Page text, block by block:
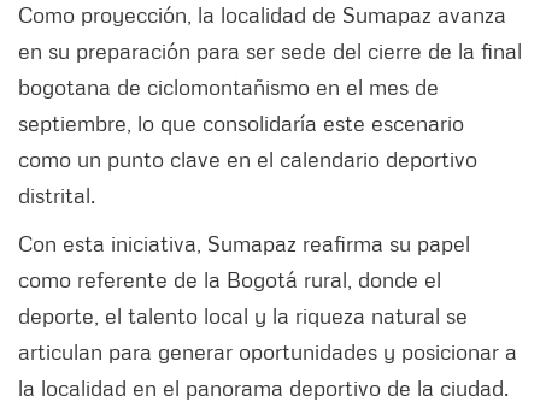
Como proyección, la localidad de Sumapaz avanza
en su preparación para ser sede del cierre de la final
bogotana de ciclomontañismo en el mes de
septiembre, lo que consolidaría este escenario
como un punto clave en el calendario deportivo
distrital.
Con esta iniciativa, Sumapaz reafirma su papel
como referente de la Bogotá rural, donde el
deporte, el talento local y la riqueza natural se
articulan para generar oportunidades y posicionar a
la localidad en el panorama deportivo de la ciudad.